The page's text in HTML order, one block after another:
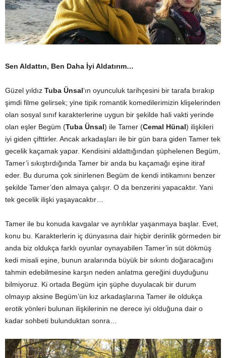
Sen Aldattın, Ben Daha İyi Aldatırım…
Güzel yıldız Tuba Ünsal‘ın oyunculuk tarihçesini bir tarafa bırakıp
şimdi filme gelirsek; yine tipik romantik komedilerimizin klişelerinden
olan sosyal sınıf karakterlerine uygun bir şekilde hali vakti yerinde
olan eşler Begüm (Tuba Ünsal) ile Tamer (Cemal Hünal) ilişkileri
iyi giden çifttirler. Ancak arkadaşları ile bir gün bara giden Tamer tek
gecelik kaçamak yapar. Kendisini aldattığından şüphelenen Begüm,
Tamer’i sıkıştırdığında Tamer bir anda bu kaçamağı eşine itiraf
eder. Bu duruma çok sinirlenen Begüm de kendi intikamını benzer
şekilde Tamer’den almaya çalışır. O da benzerini yapacaktır. Yani
tek gecelik ilişki yaşayacaktır…
Tamer ile bu konuda kavgalar ve ayrılıklar yaşanmaya başlar. Evet,
konu bu. Karakterlerin iç dünyasına dair hiçbir derinlik görmeden bir
anda biz oldukça farklı oyunlar oynayabilen Tamer’in süt dökmüş
kedi misali eşine, bunun aralarında büyük bir sıkıntı doğaracağını
tahmin edebilmesine karşın neden anlatma gereğini duyduğunu
bilmiyoruz. Ki ortada Begüm için şüphe duyulacak bir durum
olmayıp aksine Begüm’ün kız arkadaşlarına Tamer ile oldukça
erotik yönleri bulunan ilişkilerinin ne derece iyi olduğuna dair o
kadar sohbeti bulunduktan sonra…